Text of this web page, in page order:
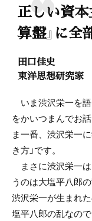
正しい資本
算盤』に全
田口佳史
東洋思想研究家
いま渋沢栄一を
をかいつまんでお
ま一番、渋沢栄一
き方」です。
まさに渋沢栄一
うのは大塩平八郎
渋沢栄一が生まれ
塩平八郎の乱なの